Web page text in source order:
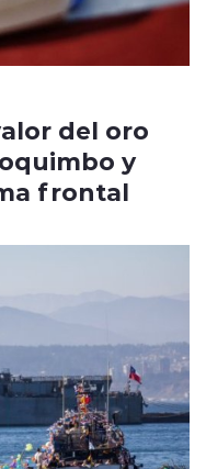
del oro
y
frontal